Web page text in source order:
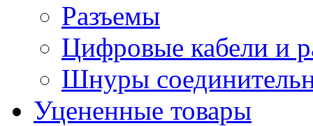
Разъемы
Цифровые кабели и
Шнуры
Уцененные товары